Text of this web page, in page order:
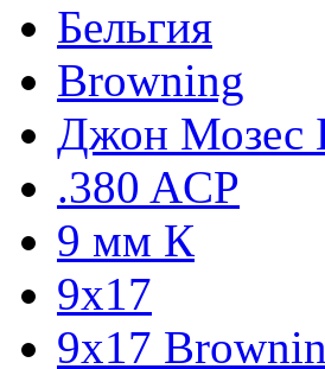
Бельгия
Browning
Джон Мозес
.380 ACP
9 мм К
9x17
9х17